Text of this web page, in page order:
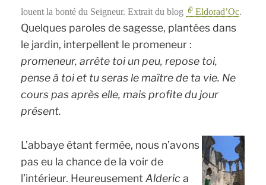
louent la bonté du Seigneur. Extrait du blog Eldorad’Oc.
Quelques paroles de sagesse, plantées dans
le jardin, interpellent le promeneur :
promeneur, arrête toi un peu, repose toi,
pense à toi et tu seras le maître de ta vie. Ne
cours pas après elle, mais profite du jour
présent.
L’abbaye étant fermée, nous n’avons
pas eu la chance de la voir de
l’intérieur. HeureusementAlderica